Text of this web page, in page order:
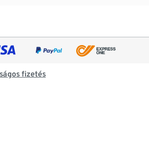
fizetés